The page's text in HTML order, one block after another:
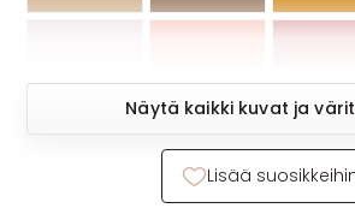
USEIN KYSYTTYÄ
OTA YHTEYTTÄ
Näytä kaikki kuvat ja värit
Lisää